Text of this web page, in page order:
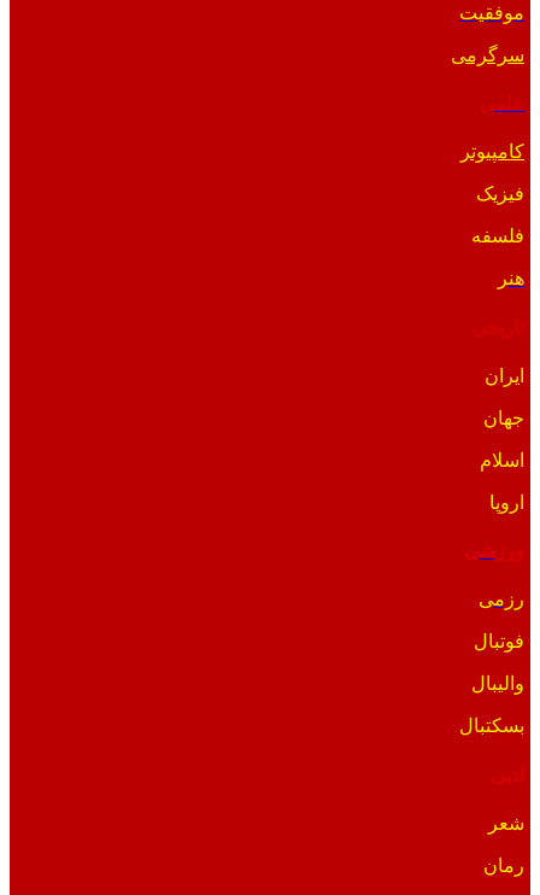
موفقیت
سرگرمی
کامپیوتر
فیزیک
فلسفه
هنر
ایران
جهان
اسلام
اروپا
ورزشی
رزمی
فوتبال
والیبال
بسکتبال
ادبی
شعر
رمان